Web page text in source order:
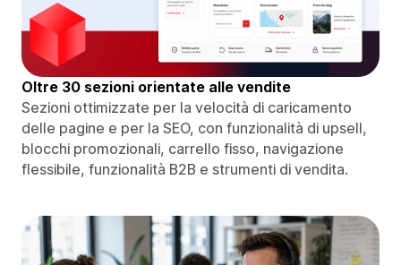
Oltre 30 sezioni orientate alle vendite
Sezioni ottimizzate per la velocità di caricamento
delle pagine e per la SEO, con funzionalità di upsell,
blocchi promozionali, carrello fisso, navigazione
flessibile, funzionalità B2B e strumenti di vendita.